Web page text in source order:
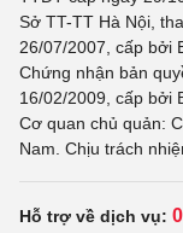
Sở TT-TT Hà Nội,
26/07/2007, cấp bởi
Chứng nhận bản
16/02/2009, cấp bởi
Cơ quan chủ quản:
Nam. Chịu trách
Hỗ trợ về dịch vụ: